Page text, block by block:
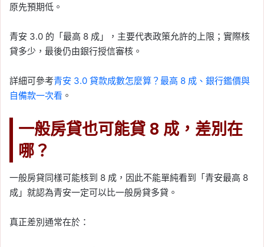
原先預期低。
青安 3.0 的「最高 8 成」，主要代表政策允許的上限；實際核
貸多少，最後仍由銀行授信審核。
詳細可參考青安 3.0 貸款成數怎麼算？最高 8 成、銀行鑑價與
自備款一次看 。
一般房貸也可能貸 8 成，差別在
哪？
一般房貸同樣可能核到 8 成，因此不能單純看到「青安最高 8
成」就認為青安一定可以比一般房貸多貸。
真正差別通常在於：